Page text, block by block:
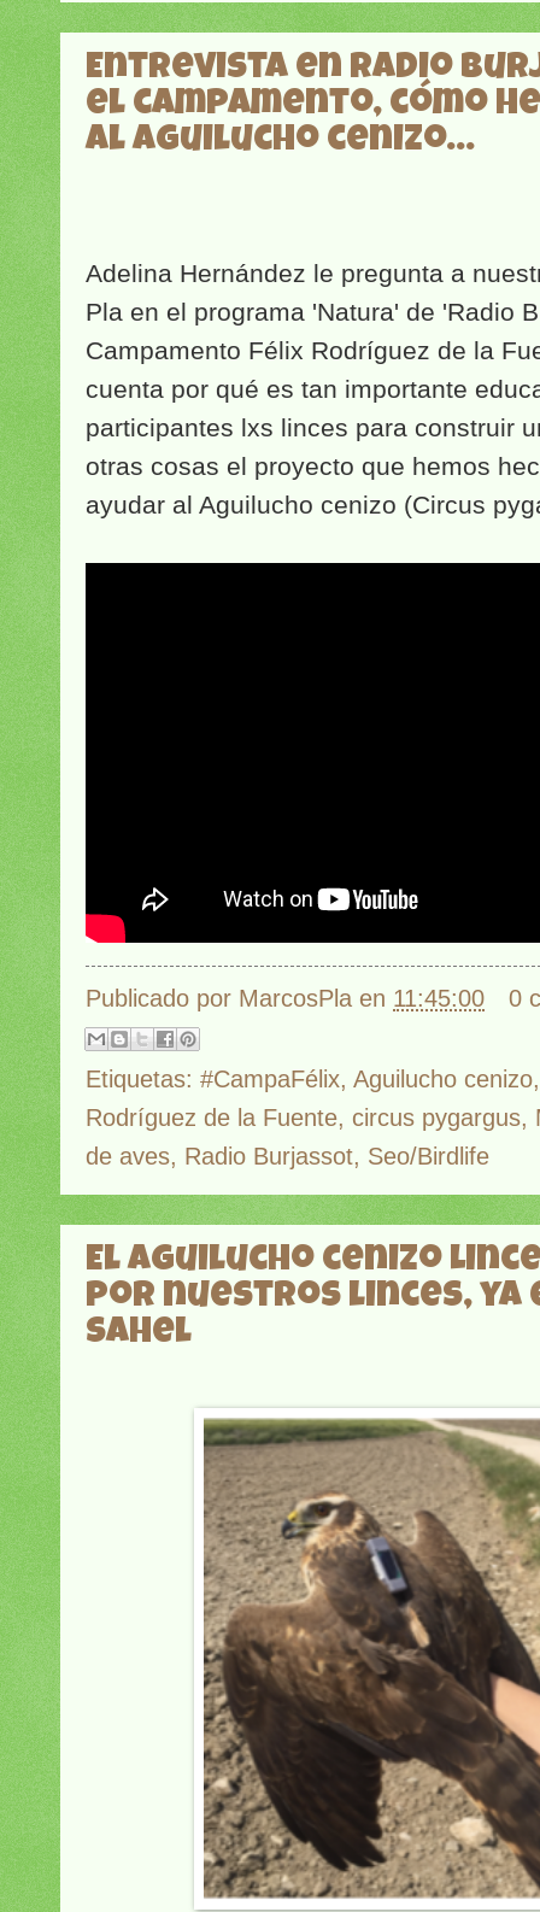
Entrevista en Radio
el campamento, cómo
al Aguilucho cenizo...
Adelina Hernández le pregunta a
Pla en el programa 'Natura' de 'Radio
Campamento Félix Rodríguez de la
cuenta por qué es tan importante
participantes lxs linces para construir
otras cosas el proyecto que hemos
ayudar al Aguilucho cenizo (Circus
Publicado por MarcosPla en 11:45:00 0
Etiquetas: #CampaFélix, Aguilucho cenizo
Rodríguez de la Fuente, circus pygargus,
de aves, Radio Burjassot, Seo/Birdlife
El aguilucho cenizo
por nuestros linces, ya
Sahel